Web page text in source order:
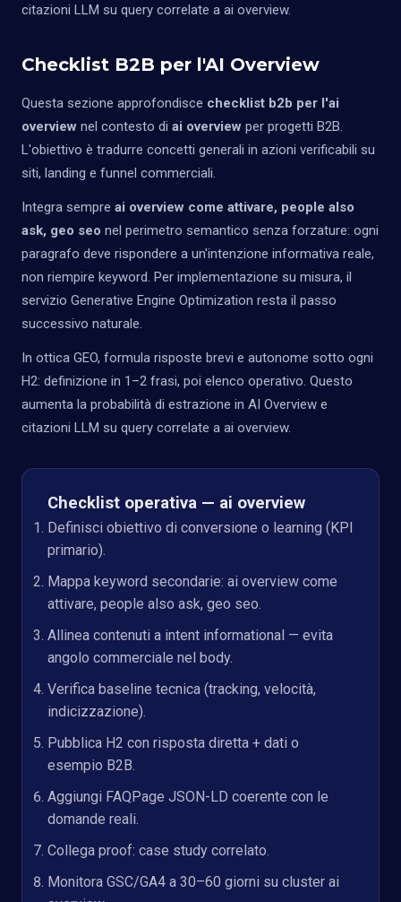
citazioni LLM su query correlate a ai overview.
Checklist B2B per l'AI Overview
Questa sezione approfondisce checklist b2b per l'ai
overview nel contesto di ai overview per progetti B2B.
L'obiettivo è tradurre concetti generali in azioni verificabili su
siti, landing e funnel commerciali.
Integra sempre ai overview come attivare, people also
ask, geo seo nel perimetro semantico senza forzature: ogni
paragrafo deve rispondere a un'intenzione informativa reale,
non riempire keyword. Per implementazione su misura, il
servizio Generative Engine Optimization resta il passo
successivo naturale.
In ottica GEO, formula risposte brevi e autonome sotto ogni
H2: definizione in 1–2 frasi, poi elenco operativo. Questo
aumenta la probabilità di estrazione in AI Overview e
citazioni LLM su query correlate a ai overview.
Checklist operativa — ai overview
Definisci obiettivo di conversione o learning (KPI
primario).
Mappa keyword secondarie: ai overview come
attivare, people also ask, geo seo.
Allinea contenuti a intent informational — evita
angolo commerciale nel body.
Verifica baseline tecnica (tracking, velocità,
indicizzazione).
Pubblica H2 con risposta diretta + dati o
esempio B2B.
Aggiungi FAQPage JSON-LD coerente con le
domande reali.
Collega proof: case study correlato
Monitora GSC/GA4 a 30–60 giorni su cluster ai